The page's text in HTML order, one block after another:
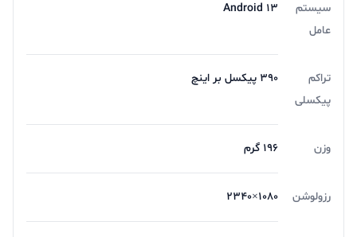
سیستم
عامل
Android ۱۳
تراکم
پیکسلی
۳۹۰ پیکسل بر اینچ
وزن ۱۹۶ گرم
رزولوشن ۱۰۸۰×۲۳۴۰